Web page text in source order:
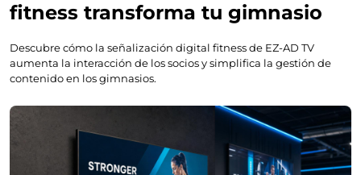
fitness transforma tu gimnasio
Descubre cómo la señalización digital fitness de EZ-AD TV
aumenta la interacción de los socios y simplifica la gestión de
contenido en los gimnasios.